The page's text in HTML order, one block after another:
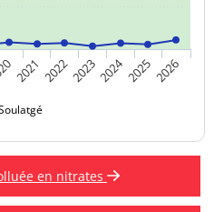
2021 20222023202420252026
en nitrates